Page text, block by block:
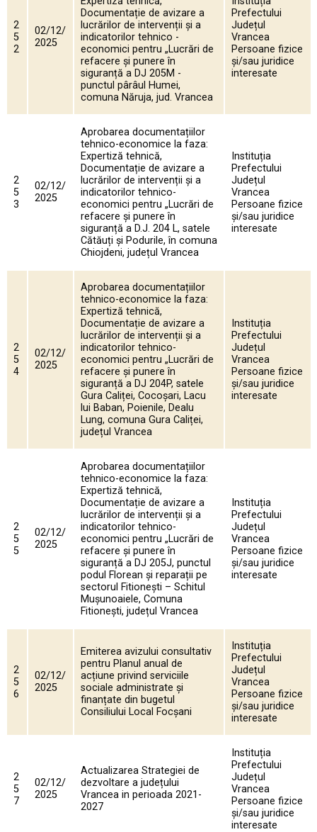
2
5
2
02/12/
2025
Documentație de avizare a
lucrărilor de intervenții și a
indicatorilor tehnico -
economici pentru „Lucrări de
refacere și punere în
siguranță a DJ 205M -
punctul pârâul Humei,
comuna Năruja, jud. Vrancea
Prefectului
Județul
Vrancea
Persoane fizice
și/sau juridice
interesate
2
5
3
02/12/
2025
Aprobarea documentațiilor
tehnico-economice la faza:
Expertiză tehnică,
Documentație de avizare a
lucrărilor de intervenții și a
indicatorilor tehnico-
economici pentru „Lucrări de
refacere și punere în
siguranță a D.J. 204 L, satele
Cătăuți și Podurile, în comuna
Chiojdeni, județul Vrancea
Instituția
Prefectului
Județul
Vrancea
Persoane fizice
și/sau juridice
interesate
2
5
4
02/12/
2025
Aprobarea documentațiilor
tehnico-economice la faza:
Expertiză tehnică,
Documentație de avizare a
lucrărilor de intervenții și a
indicatorilor tehnico-
economici pentru „Lucrări de
refacere și punere în
siguranță a DJ 204P, satele
Gura Caliței, Cocoșari, Lacu
lui Baban, Poienile, Dealu
Lung, comuna Gura Caliței,
județul Vrancea
Instituția
Prefectului
Județul
Vrancea
Persoane fizice
și/sau juridice
interesate
2
5
5
02/12/
2025
Aprobarea documentațiilor
tehnico-economice la faza:
Expertiză tehnică,
Documentație de avizare a
lucrărilor de intervenții și a
indicatorilor tehnico-
economici pentru „Lucrări de
refacere și punere în
siguranță a DJ 205J, punctul
podul Florean și reparații pe
sectorul Fitionești – Schitul
Mușunoaiele, Comuna
Fitionești, județul Vrancea
Instituția
Prefectului
Județul
Vrancea
Persoane fizice
și/sau juridice
interesate
2
5
6
02/12/
2025
Emiterea avizului consultativ
pentru Planul anual de
acțiune privind serviciile
sociale administrate și
finanțate din bugetul
Consiliului Local Focșani
Instituția
Prefectului
Județul
Vrancea
Persoane fizice
și/sau juridice
interesate
2
5
7
02/12/
2025
Actualizarea Strategiei de
dezvoltare a județului
Vrancea in perioada 2021-
2027
Instituția
Prefectului
Județul
Vrancea
Persoane fizice
și/sau juridice
interesate